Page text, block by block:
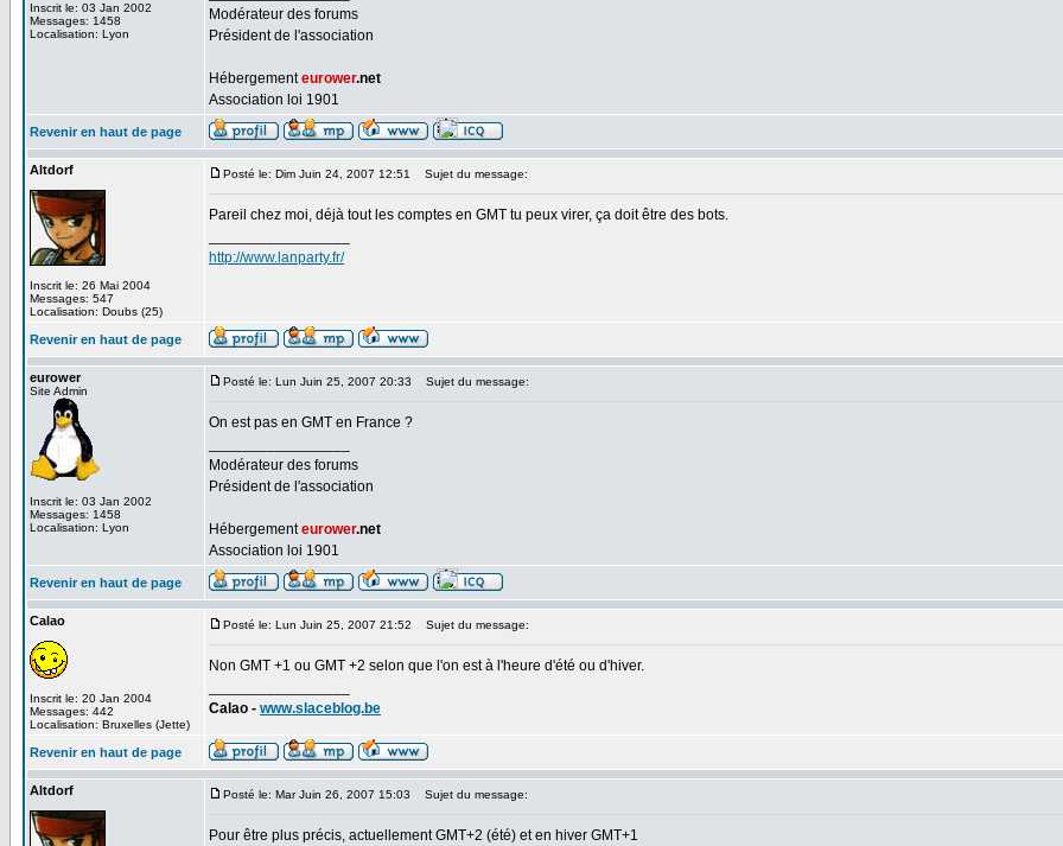
Inscrit le: 03 Jan 2002
Messages: 1458
Localisation: Lyon
Modérateur des forums
Président de l'association
Hébergementeurower.net
Association loi 1901
Revenir en haut de page
Altdorf
Inscrit le: 26 Mai 2004
Messages: 547
Localisation: Doubs (25)
Posté le: Dim Juin 24, 2007 12:51 Sujet du message:
Pareil chez moi, déjà tout les comptes en GMT tu peux virer, ça doit être des bots.
http://www.lanparty.fr/
Revenir en haut de page
eurower
Site Admin
Inscrit le: 03 Jan 2002
Messages: 1458
Localisation: Lyon
Posté le: Lun Juin 25, 2007 20:33 Sujet du message:
On est pas en GMT en France ?
Modérateur des forums
Président de l'association
Hébergementeurower.net
Association loi 1901
Revenir en haut de page
Calao
Inscrit le: 20 Jan 2004
Messages: 442
Localisation: Bruxelles (Jette)
Posté le: Lun Juin 25, 2007 21:52 Sujet du message:
Non GMT +1 ou GMT +2 selon que l'on est à l'heure d'été ou d'hiver.
Calao - www.slaceblog.be
Revenir en haut de page
Altdorf Posté le: Mar Juin 26, 2007 15:03 Sujet du message:
Pour être plus précis, actuellement GMT+2 (été) et en hiver GMT+1